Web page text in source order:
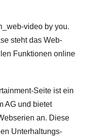
steht das Web-
Funktionen online
Seite ist ein
AG und bietet
an. Diese
Unterhaltungs-